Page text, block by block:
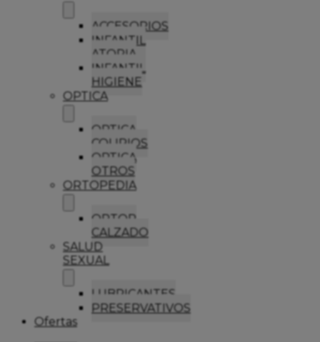
ACCESORIOS
INFANTIL
ATOPIA
INFANTIL
HIGIENE
OPTICA
OPTICA
COLIRIOS
OPTICA
OTROS
ORTOPEDIA
ORTOP
CALZADO
SALUD
SEXUAL
LUBRICANTES
PRESERVATIVOS
Ofertas